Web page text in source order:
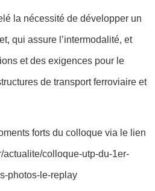
la nécessité de développer un
qui assure l’intermodalité, et
et des exigences pour le
de transport ferroviaire et
forts du colloque via le lien
actualite/colloque-utp-du-1er-
photos-le-replay